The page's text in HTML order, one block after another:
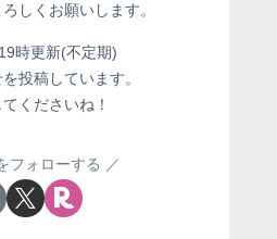
しくお願いします。
時更新(不定期)
投稿しています。
くださいね！
フォローする